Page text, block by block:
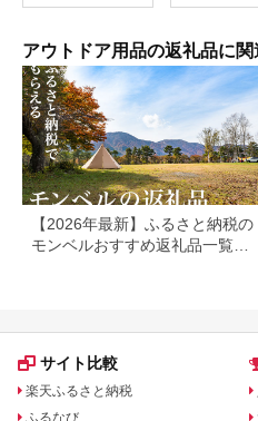
アウトドア用品の返礼品に
【2026年最新】ふるさと納税の
モンベルおすすめ返礼品一覧｜
サイト比較
楽天ふるさと納税
ふるなび